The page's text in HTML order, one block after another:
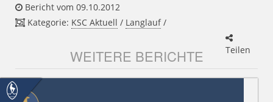
Bericht vom 09.10.2012
Kategorie: KSC Aktuell / Langlauf/
Teilen
WEITERE BERICHTE